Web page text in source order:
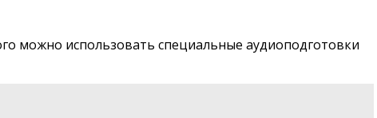
можно использовать специальные аудиоподготовки